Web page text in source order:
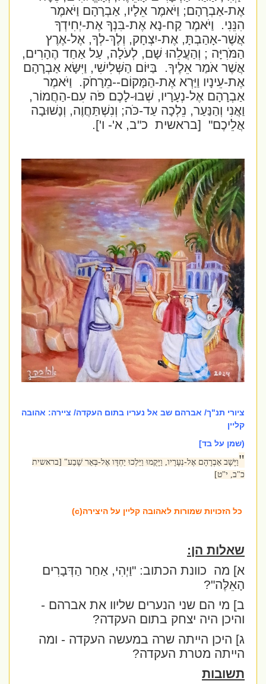
אֶת-אַבְרָהָם; וַיֹּאמֶר אֵלָיו, אַבְרָהָם וַיֹּאמֶר
הִנֵּנִי. וַיֹּאמֶר קַח-נָא אֶת-בִּנְךָ אֶת-יְחִידְךָ
אֲשֶׁר-אָהַבְתָּ, אֶת-יִצְחָק, וְלֶךְ-לְךָ, אֶל-אֶרֶץ
הַמֹּרִיָּה ; וְהַעֲלֵהוּ שָׁם, לְעֹלָה, עַל אַחַד הֶהָרִים,
אֲשֶׁר אֹמַר אֵלֶיךָ. בַּיּוֹם הַשְּׁלִישִׁי, וַיִּשָּׂא אַבְרָהָם
אֶת-עֵינָיו וַיַּרְא אֶת-הַמָּקוֹם--מֵרָחֹק. וַיֹּאמֶר
אַבְרָהָם אֶל-נְעָרָיו, שְׁבוּ-לָכֶם פֹּה עִם-הַחֲמוֹר,
וַאֲנִי וְהַנַּעַר, נֵלְכָה עַד-כֹּה; וְנִשְׁתַּחֲוֶה, וְנָשׁוּבָה
אֲלֵיכֶם" [בראשית כ"ב, א'- ו'].
ציורי תנ"ך/ אברהם שב אל נעריו בתום העקדה/ ציירה: אהובה
קליין
(שמן על בד]
וַיָּשָׁב אַבְרָהָם אֶל-נְעָרָיו, וַיָּקֻמוּ וַיֵּלְכוּ יַחְדָּו אֶל-בְּאֵר שָׁבַע" [בראשית
כ"ב, י"ט]
כל הזכויות שמורות לאהובה קליין על היצירה(c)
שאלות הן:
א] מה כוונת הכתוב:"וַיְהִי, אַחַר הַדְּבָרִים
הָאֵלֶּה"?
ב] מי הם שני הנערים שליוו את אברהם -
והיכן היה יצחק בתום העקדה?
ג] היכן הייתה שרה במעשה העקדה - ומה
הייתה מטרת העקדה?
תשובות